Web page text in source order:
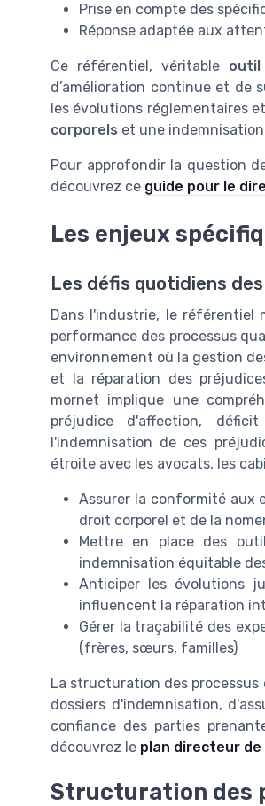
Prise en compte des
Réponse adaptée aux
Ce référentiel, véritable outil
d’amélioration continue et de
les évolutions réglementaires
corporels et une
Pour approfondir la question
découvrez ce guide pour le
Les enjeux
Les défis quotidiens
Dans l'industrie, le référentiel
performance des processus
environnement où la gestion
et la réparation des
mornet implique une
préjudice d'affection,
l'indemnisation de ces
étroite avec les avocats, les
Assurer la conformité aux
droit corporel et de la
Mettre en place des
indemnisation équitable
Anticiper les évolutions
influencent la réparation
Gérer la traçabilité des
(frères, sœurs, familles)
La structuration des
dossiers d'indemnisation,
confiance des parties
découvrez le plan directeur
Structuration des